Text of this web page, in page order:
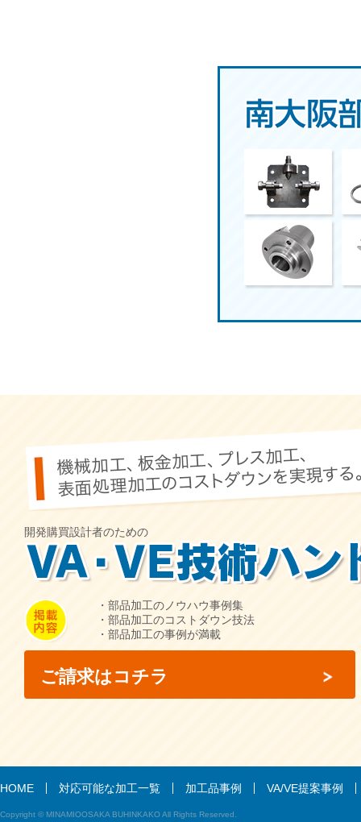
開発購買設計者のための
・部品加工のノウハウ事例集
・部品加工のコストダウン技法
・部品加工の事例が満載
ご請求はコチラ
HOME 対応可能な加工一覧 加工品事例 VA/VE提案事例
Copyright © MINAMIOOSAKA BUHINKAKO All Rights Reserved.